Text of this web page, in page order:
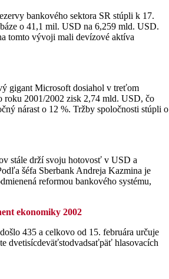
bankového sektora SR stúpli k 17.
o 41,1 mil. USD na 6,259 mld. USD.
tomto vývoji mali devízové aktíva
gigant Microsoft dosiahol v treťom
roku 2001/2002 zisk 2,74 mld. USD, čo
nárast o 12 %. Tržby spoločnosti stúpli o
stále drží svoju hotovosť v USD a
šéfa Sberbank Andreja Kazmina je
reformou bankového systému,
ekonomiky 2002
435 a celkovo od 15. februára určuje
dvetisícdeväťstodvadsaťpäť hlasovacích